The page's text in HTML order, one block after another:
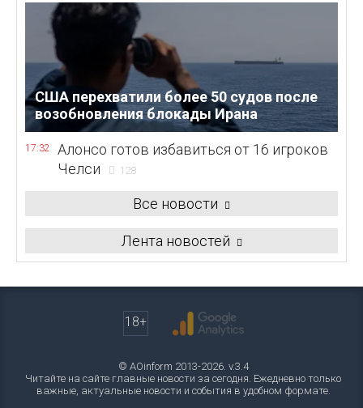
США перехватили более 50 судов после
возобновления блокады Ирана
17:32
Алонсо готов избавиться от 16 игроков
Челси
128
Все новости
Лента новостей
18+
© AOinform 2013-2026. v.3.4
Читайте на сайте главные новости за сегодня. Ежедневно только
важные, актуальные новости и события в удобном формате.